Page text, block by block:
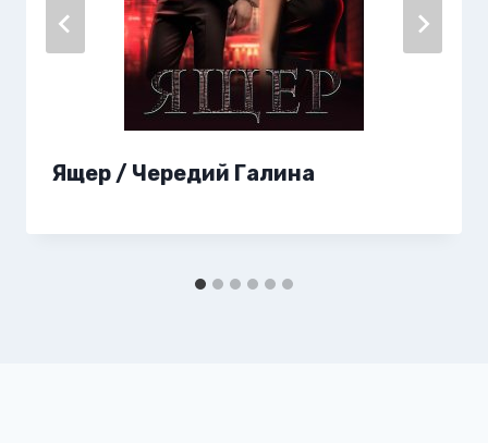
Ящер / Чередий Галина